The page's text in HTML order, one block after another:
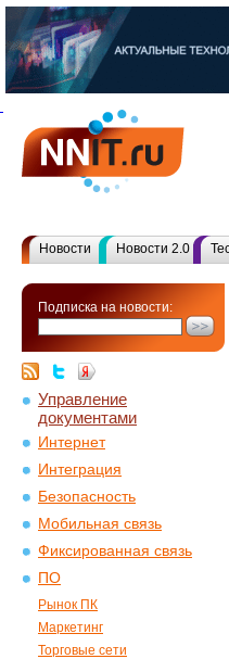
Новости Новости 2.0
Подписка на новости:
Управление
документами
Интернет
Интеграция
Безопасность
Мобильная связь
Фиксированная связь
ПО
Рынок ПК
Маркетинг
Торговые сети